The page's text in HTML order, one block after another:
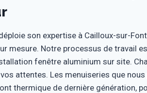
son expertise à Cailloux-sur-
mesure. Notre processus de travail
fenêtre aluminium sur site.
attentes. Les menuiseries que
thermique de dernière génération,